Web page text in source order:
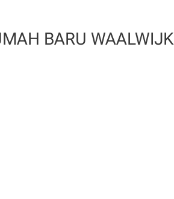
BARU WAALWIJK